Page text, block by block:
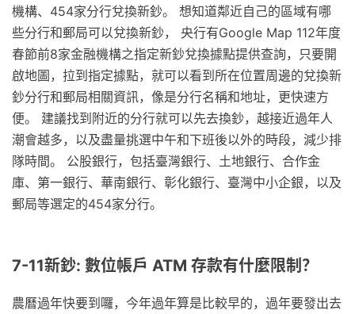
機構、454家分行兌換新鈔。 想知道鄰近自己的區域有哪
些分行和郵局可以兌換新鈔， 央行有Google Map 112年度
春節前8家金融機構之指定新鈔兌換據點提供查詢，只要開
啟地圖，拉到指定據點，就可以看到所在位置周邊的兌換新
鈔分行和郵局相關資訊，像是分行名稱和地址，更快速方
便。 建議找到附近的分行就可以先去換鈔，越接近過年人
潮會越多，以及盡量挑選中午和下班後以外的時段，減少排
隊時間。 公股銀行，包括臺灣銀行、土地銀行、合作金
庫、第一銀行、華南銀行、彰化銀行、臺灣中小企銀，以及
郵局等選定的454家分行。
7-11新鈔: 數位帳戶 ATM 存款有什麼限制？
農曆過年快要到囉，今年過年算是比較早的，過年要發出去